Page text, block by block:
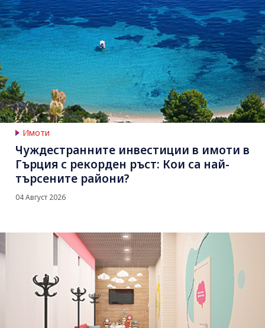
Имоти
Чуждестранните инвестиции в имоти в
Гърция с рекорден ръст: Кои са най-
търсените райони?
04 Август 2026